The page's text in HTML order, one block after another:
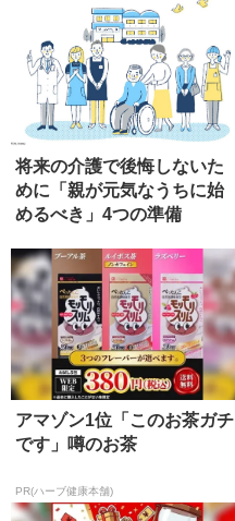
将来の介護で後悔しないた
めに「親が元気なうちに始
めるべき」4つの準備
アマゾン1位「このお茶ガチ
です」噂のお茶
PR(ハーブ健康本舗)